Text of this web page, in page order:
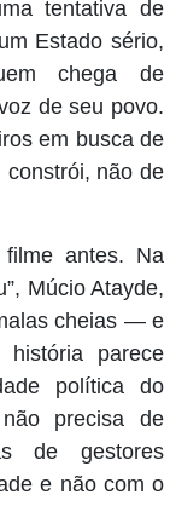
tentativa de
Estado sério,
chega de
de seu povo.
em busca de
não de
antes. Na
Múcio Atayde,
cheias — e
parece
política do
precisa de
de gestores
e não com o